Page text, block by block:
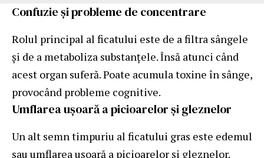
Confuzie și probleme de concentrare
Rolul principal al ficatului este de a filtra sângele
și de a metaboliza substanțele. Însă atunci când
acest organ suferă. Poate acumula toxine în sânge,
provocând probleme cognitive.
Umflarea ușoară a picioarelor și gleznelor
Un alt semn timpuriu al ficatului gras este edemul
sau umflarea ușoară a picioarelor și gleznelor.